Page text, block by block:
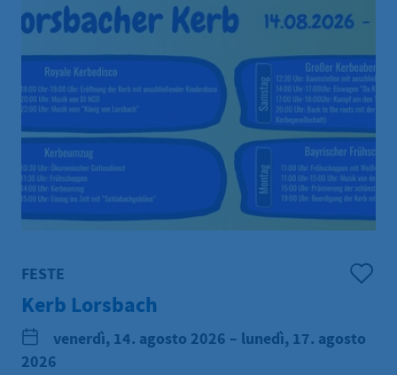
FESTE
Kerb Lorsbach
venerdì, 14. agosto 2026 – lunedì, 17. agosto
2026